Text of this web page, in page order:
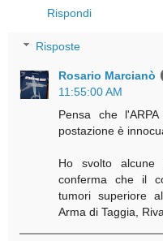
Rispondi
Risposte
Rosario Marcianò
11:55:00 AM
Pensa che
postazione è
Ho svolto
conferma che il
tumori superiore
Arma di Taggia,